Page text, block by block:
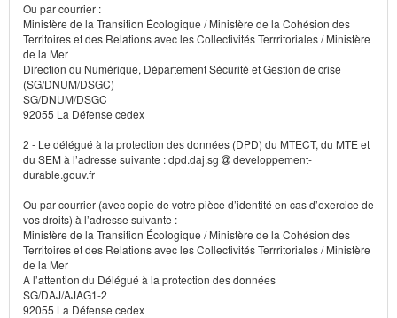
Ou par courrier :
Ministère de la Transition Écologique / Ministère de la Cohésion des
Territoires et des Relations avec les Collectivités Terrritoriales / Ministère
de la Mer
Direction du Numérique, Département Sécurité et Gestion de crise
(SG/DNUM/DSGC)
SG/DNUM/DSGC
92055 La Défense cedex
2 - Le délégué à la protection des données (DPD) du MTECT, du MTE et
du SEM à l’adresse suivante : dpd.daj.sg
developpement-
durable.gouv.fr
Ou par courrier (avec copie de votre pièce d’identité en cas d’exercice de
vos droits) à l’adresse suivante :
Ministère de la Transition Écologique / Ministère de la Cohésion des
Territoires et des Relations avec les Collectivités Terrritoriales / Ministère
de la Mer
A l’attention du Délégué à la protection des données
SG/DAJ/AJAG1-2
92055 La Défense cedex